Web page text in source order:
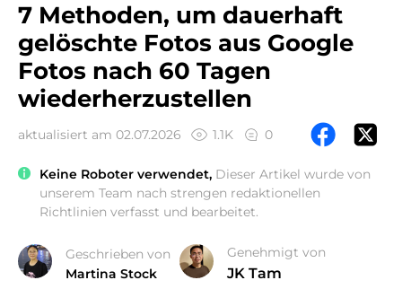
7 Methoden, um dauerhaft
gelöschte Fotos aus Google
Fotos nach 60 Tagen
wiederherzustellen
aktualisiert am 02.07.2026 1.1K 0
Keine Roboter verwendet, Dieser Artikel wurde von
unserem Team nach strengen redaktionellen
Richtlinien verfasst und bearbeitet.
Geschrieben von
Martina Stock
Genehmigt von
JK Tam